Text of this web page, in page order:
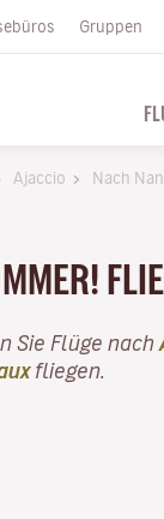
Gruppen
Ajaccio Nach
Sie Flüge nach
fliegen.